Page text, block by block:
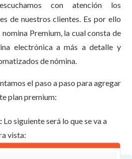
con atención los
de nuestros clientes. Es por ello
Premium, la cual consta de
electrónica a más a detalle y
de nómina.
el paso a paso para agregar
plan premium:
Lo siguiente será lo que se va a
vista: